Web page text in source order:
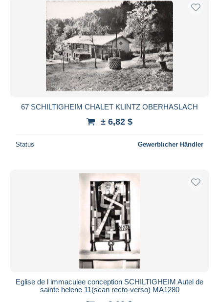
67 SCHILTIGHEIM CHALET KLINTZ OBERHASLACH
± 6,82 $
Status Gewerblicher Händler
Eglise de l immaculee conception SCHILTIGHEIM Autel de
sainte helene 11(scan recto-verso) MA1280